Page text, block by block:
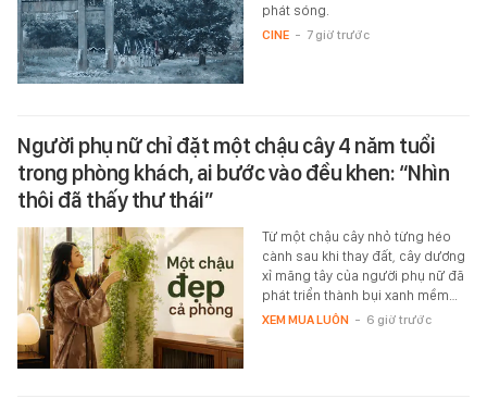
phát sóng.
CINE - 7 giờ trước
Người phụ nữ chỉ đặt một chậu cây 4 năm tuổi
trong phòng khách, ai bước vào đều khen: “Nhìn
thôi đã thấy thư thái”
Từ một chậu cây nhỏ từng héo
cành sau khi thay đất, cây dương
xỉ măng tây của người phụ nữ đã
phát triển thành bụi xanh mềm…
XEM MUA LUÔN - 6 giờ trước